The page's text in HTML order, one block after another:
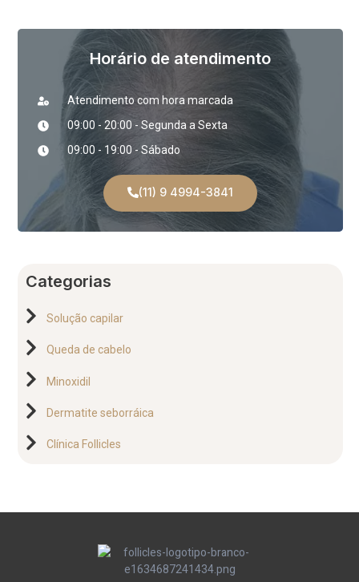
Horário de atendimento
Atendimento com hora marcada
09:00 - 20:00 - Segunda a Sexta
09:00 - 19:00 - Sábado
(11) 9 4994-3841
Categorias
Solução capilar
Queda de cabelo
Minoxidil
Dermatite seborráica
Clínica Follicles